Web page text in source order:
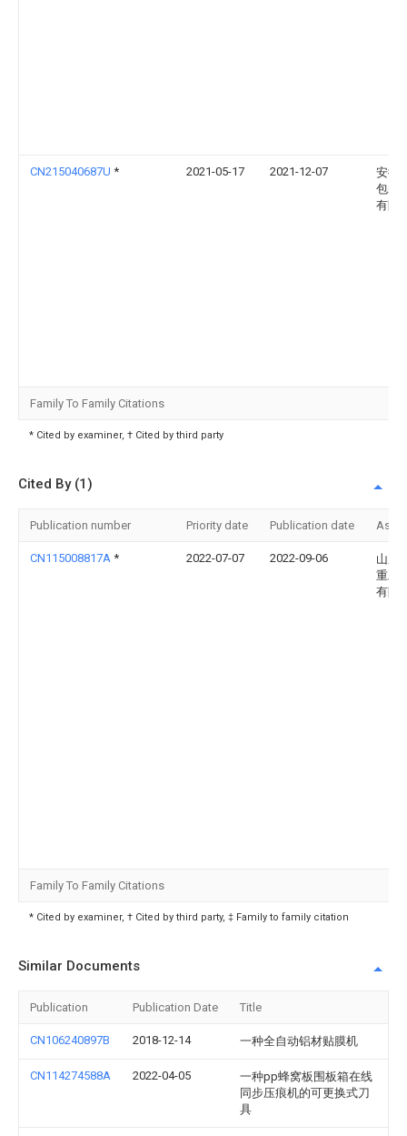
CN215040687U * 2021-05-17 2021-12-07
安徽
包装
有限
Family To Family Citations
* Cited by examiner, † Cited by third party
Cited By (1)
Publication number Priority date Publication date
CN115008817A * 2022-07-07 2022-09-06
山东
重工
有限
Family To Family Citations
* Cited by examiner, † Cited by third party, ‡ Family to family citation
Similar Documents
Publication Publication Date Title
CN106240897B 2018-12-14 一种全自动铝材贴膜机
CN114274588A 2022-04-05
一种pp蜂窝板围板箱在线
同步压痕机的可更换式刀
具